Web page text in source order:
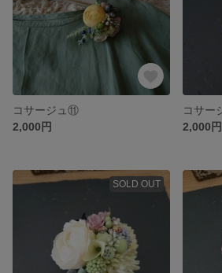
コサージュ⑪
2,000円
コサー
2,000円
SOLD OUT